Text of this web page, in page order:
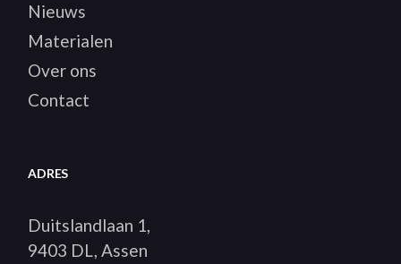
Nieuws
Materialen
Over ons
Contact
ADRES
Duitslandlaan 1,
9403 DL, Assen